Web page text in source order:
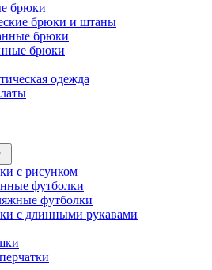
брюки
брюки и штаны
брюки
брюки
одежда
с рисунком
футболки
футболки
с длинными рукавами